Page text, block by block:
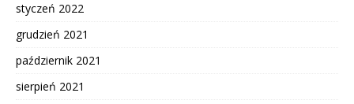
styczeń 2022
grudzień 2021
październik 2021
sierpień 2021